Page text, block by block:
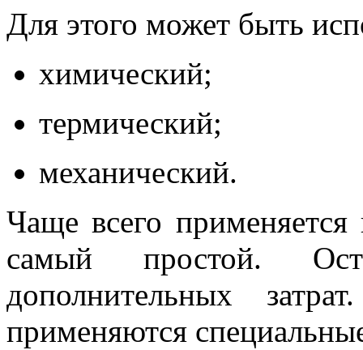
Для этого может быть
химический;
термический;
механический.
Чаще всего применяется
самый простой.
дополнительных
применяются